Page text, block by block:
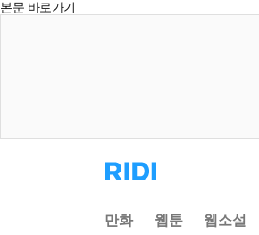
본문 바로가기
리
디
으
로
만화 웹툰 웹소설